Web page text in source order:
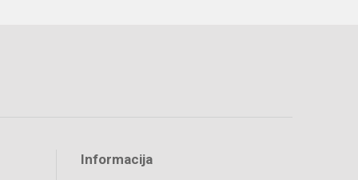
Informacija